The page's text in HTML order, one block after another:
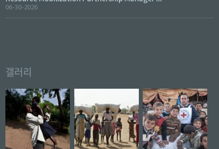
06-30-2026
갤러리